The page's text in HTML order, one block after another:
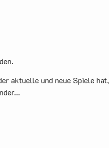
aktuelle und neue Spiele